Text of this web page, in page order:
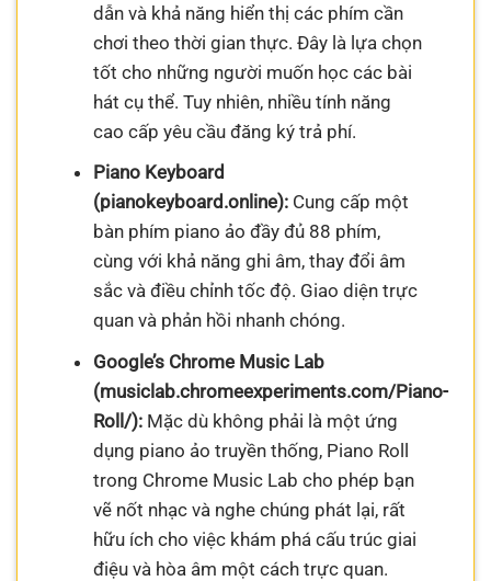
dẫn và khả năng hiển thị các phím cần
chơi theo thời gian thực. Đây là lựa chọn
tốt cho những người muốn học các bài
hát cụ thể. Tuy nhiên, nhiều tính năng
cao cấp yêu cầu đăng ký trả phí.
Piano Keyboard
(pianokeyboard.online):Cung cấp một
bàn phím piano ảo đầy đủ 88 phím,
cùng với khả năng ghi âm, thay đổi âm
sắc và điều chỉnh tốc độ. Giao diện trực
quan và phản hồi nhanh chóng.
Google’s Chrome Music Lab
(musiclab.chromeexperiments.com/Piano-
Roll/):Mặc dù không phải là một ứng
dụng piano ảo truyền thống, Piano Roll
trong Chrome Music Lab cho phép bạn
vẽ nốt nhạc và nghe chúng phát lại, rất
hữu ích cho việc khám phá cấu trúc giai
điệu và hòa âm một cách trực quan.